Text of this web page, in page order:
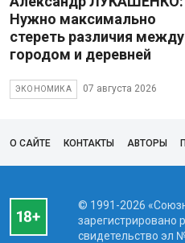
Нужно максимально
стереть различия между
городом и деревней
ЭКОНОМИКА 07 августа 2026
О САЙТЕ КОНТАКТЫ АВТОРЫ
© 1991-2026
зарегистрировано
свидетельство эл